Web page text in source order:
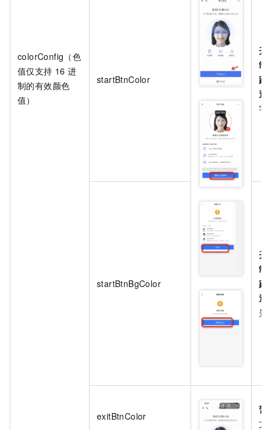
colorConfig（色
值仅支持 16 进
制的有效颜色
值）
startBtnColor
开
制
跳
返
字
startBtnBgColor
开
制
跳
返
景
exitBtnColor
暂
文